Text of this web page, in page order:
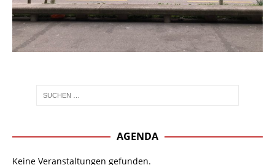
AGENDA
Keine Veranstaltungen gefunden.